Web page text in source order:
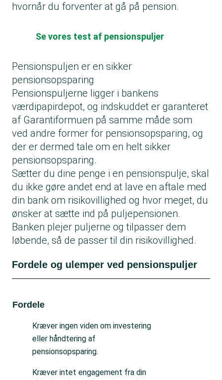
hvornår du forventer at gå på pension.
Se vores test af pensionspuljer
Pensionspuljen er en sikker
pensionsopsparing
Pensionspuljerne ligger i bankens
værdipapirdepot, og indskuddet er garanteret
af Garantiformuen på samme måde som
ved andre former for pensionsopsparing, og
der er dermed tale om en helt sikker
pensionsopsparing.
Sætter du dine penge i en pensionspulje, skal
du ikke gøre andet end at lave en aftale med
din bank om risikovillighed og hvor meget, du
ønsker at sætte ind på puljepensionen.
Banken plejer puljerne og tilpasser dem
løbende, så de passer til din risikovillighed.
Fordele og ulemper ved pensionspuljer
Fordele
Kræver ingen viden om investering
eller håndtering af
pensionsopsparing.
Kræver intet engagement fra din